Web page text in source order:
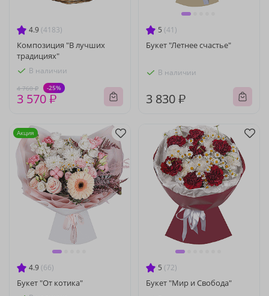
4.9 (4183)
Композиция "В лучших
традициях"
В наличии
4 760 ₽ -25%
3 570 ₽
5 (41)
Букет "Летнее счастье"
В наличии
3 830 ₽
4.9 (66)
Букет "От котика"
Акция
5 (72)
Букет "Мир и Свобода"